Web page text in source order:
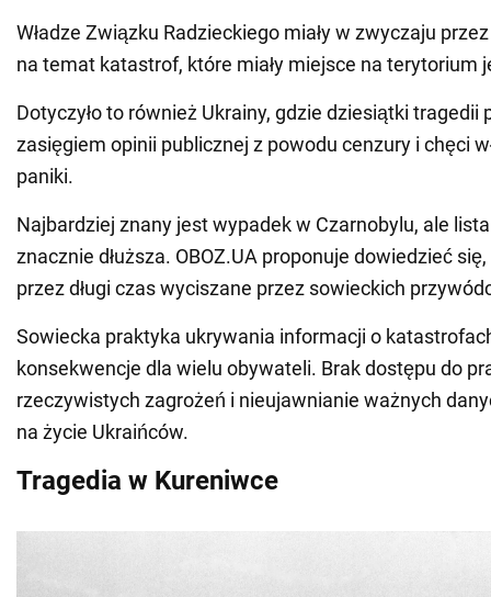
Władze Związku Radzieckiego miały w zwyczaju
na temat katastrof, które miały miejsce na terytorium
Dotyczyło to również Ukrainy, gdzie dziesiątki tragedii
zasięgiem opinii publicznej z powodu cenzury i chęci
paniki.
Najbardziej znany jest wypadek w Czarnobylu, ale
znacznie dłuższa. OBOZ.UA proponuje dowiedzieć
przez długi czas wyciszane przez sowieckich
Sowiecka praktyka ukrywania informacji o
konsekwencje dla wielu obywateli. Brak dostępu do
rzeczywistych zagrożeń i nieujawnianie ważnych
na życie Ukraińców.
Tragedia w Kureniwce